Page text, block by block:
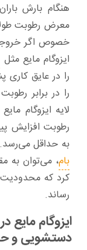
هنگام بارش
معرض رطوبت
خصوص اگر
ایزوگام مایع مثل
را در عایق
را در برابر
لایه ایزوگام
رطوبت افزایش
به حداقل می‌رسد.
بام
کرد که
رساند.
ایزوگام
دستشویی و